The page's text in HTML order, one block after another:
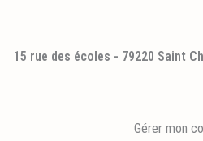
15 rue des écoles - 79220 Saint
Gérer mon